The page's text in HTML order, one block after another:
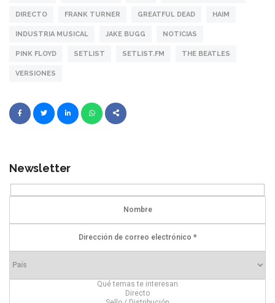
DIRECTO FRANK TURNER GREATFUL DEAD HAIM
INDUSTRIA MUSICAL JAKE BUGG NOTICIAS
PINK FLOYD SETLIST SETLIST.FM THE BEATLES
VERSIONES
Newsletter